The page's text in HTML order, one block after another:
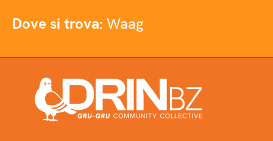
Dove si trova: Waag